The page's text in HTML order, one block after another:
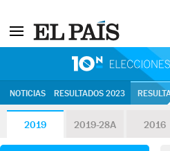
NOTICIAS RESULTADOS 2023
2019 2019-28A 2016